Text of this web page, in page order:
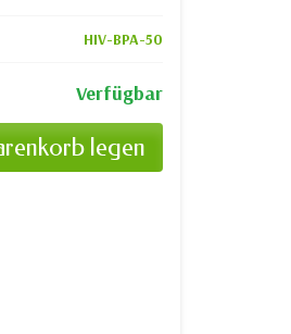
HIV-BPA-50
Verfügbar
legen